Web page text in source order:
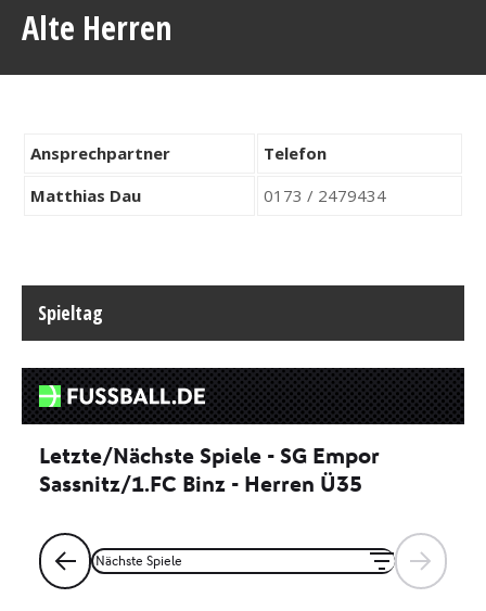
Alte Herren
Ansprechpartner
Telefon
Matthias Dau
0173 / 2479434
Spieltag